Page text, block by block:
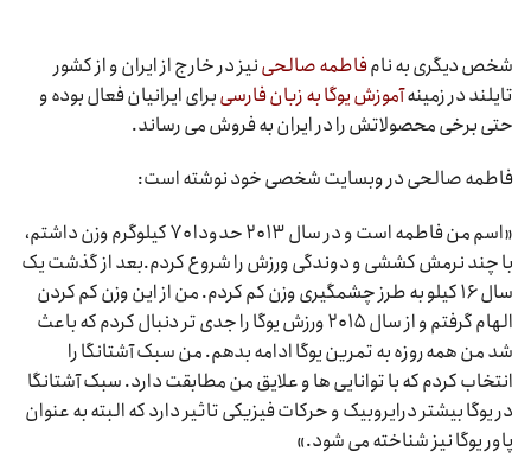
شخص دیگری به نامفاطمه صالحینیز در خارج از ایران و از کشور
تایلند در زمینهآموزش یوگا به زبان فارسیبرای ایرانیان فعال بوده و
حتی برخی محصولاتش را در ایران به فروش می رساند.
فاطمه صالحی در وبسایت شخصی خود نوشته است:
«اسم من فاطمه است و در سال ۲۰۱۳ حدودا ۷۰ کیلوگرم وزن داشتم،
با چند نرمش کششی و دوندگی ورزش را شروع کردم.بعد از گذشت یک
سال ۱۶ کیلو به طرز چشمگیری وزن کم کردم. من از این وزن کم کردن
الهام گرفتم و از سال ۲۰۱۵ ورزش یوگا را جدی تر دنبال کردم که باعث
شد من همه روزه به تمرین یوگا ادامه بدهم. من سبک آشتانگا را
انتخاب کردم که با توانایی ها و علایق من مطابقت دارد. سبک آشتانگا
در یوگا بیشتر درایروبیک و حرکات فیزیکی تاثیر دارد که البته به عنوان
پاور یوگا نیز شناخته می شود.»